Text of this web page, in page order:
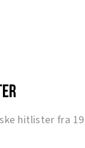
hitlister fra